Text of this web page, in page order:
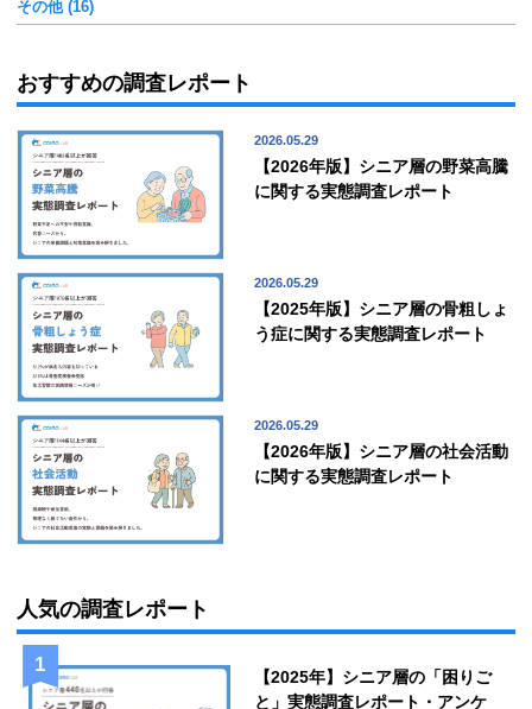
その他 (16)
おすすめの調査レポート
【2026年版】シニア層の野菜高騰
に関する実態調査レポート
2026.05.29
【2025年版】シニア層の骨粗しょ
う症に関する実態調査レポート
2026.05.29
【2026年版】シニア層の社会活動
に関する実態調査レポート
2026.05.29
人気の調査レポート
【2025年】シニア層の「困りご
と」実態調査レポート・アンケ